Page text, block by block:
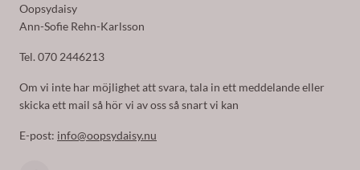
Oopsydaisy
Ann-Sofie Rehn-Karlsson
Tel. 070 2446213
Om vi inte har möjlighet att svara, tala in ett meddelande eller
skicka ett mail så hör vi av oss så snart vi kan
E-post: info@oopsydaisy.nu